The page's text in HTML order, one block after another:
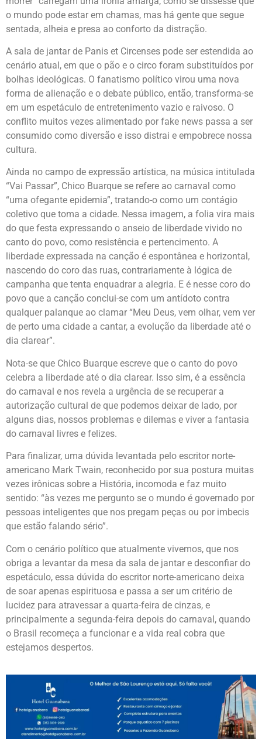
o mundo pode estar em chamas, mas há gente que segue
sentada, alheia e presa ao conforto da distração.
A sala de jantar de Panis et Circenses pode ser estendida ao
cenário atual, em que o pão e o circo foram substituídos por
bolhas ideológicas. O fanatismo político virou uma nova
forma de alienação e o debate público, então, transforma-se
em um espetáculo de entretenimento vazio e raivoso. O
conflito muitos vezes alimentado por fake news passa a ser
consumido como diversão e isso distrai e empobrece nossa
cultura.
Ainda no campo de expressão artística, na música intitulada
“Vai Passar”, Chico Buarque se refere ao carnaval como
“uma ofegante epidemia”, tratando-o como um contágio
coletivo que toma a cidade. Nessa imagem, a folia vira mais
do que festa expressando o anseio de liberdade vivido no
canto do povo, como resistência e pertencimento. A
liberdade expressada na canção é espontânea e horizontal,
nascendo do coro das ruas, contrariamente à lógica de
campanha que tenta enquadrar a alegria. E é nesse coro do
povo que a canção conclui-se com um antídoto contra
qualquer palanque ao clamar “Meu Deus, vem olhar, vem ver
de perto uma cidade a cantar, a evolução da liberdade até o
dia clarear”.
Nota-se que Chico Buarque escreve que o canto do povo
celebra a liberdade até o dia clarear. Isso sim, é a essência
do carnaval e nos revela a urgência de se recuperar a
autorização cultural de que podemos deixar de lado, por
alguns dias, nossos problemas e dilemas e viver a fantasia
do carnaval livres e felizes.
Para finalizar, uma dúvida levantada pelo escritor norte-
americano Mark Twain, reconhecido por sua postura muitas
vezes irônicas sobre a História, incomoda e faz muito
sentido: “às vezes me pergunto se o mundo é governado por
pessoas inteligentes que nos pregam peças ou por imbecis
que estão falando sério”.
Com o cenário político que atualmente vivemos, que nos
obriga a levantar da mesa da sala de jantar e desconfiar do
espetáculo, essa dúvida do escritor norte-americano deixa
de soar apenas espirituosa e passa a ser um critério de
lucidez para atravessar a quarta-feira de cinzas, e
principalmente a segunda-feira depois do carnaval, quando
o Brasil recomeça a funcionar e a vida real cobra que
estejamos despertos.